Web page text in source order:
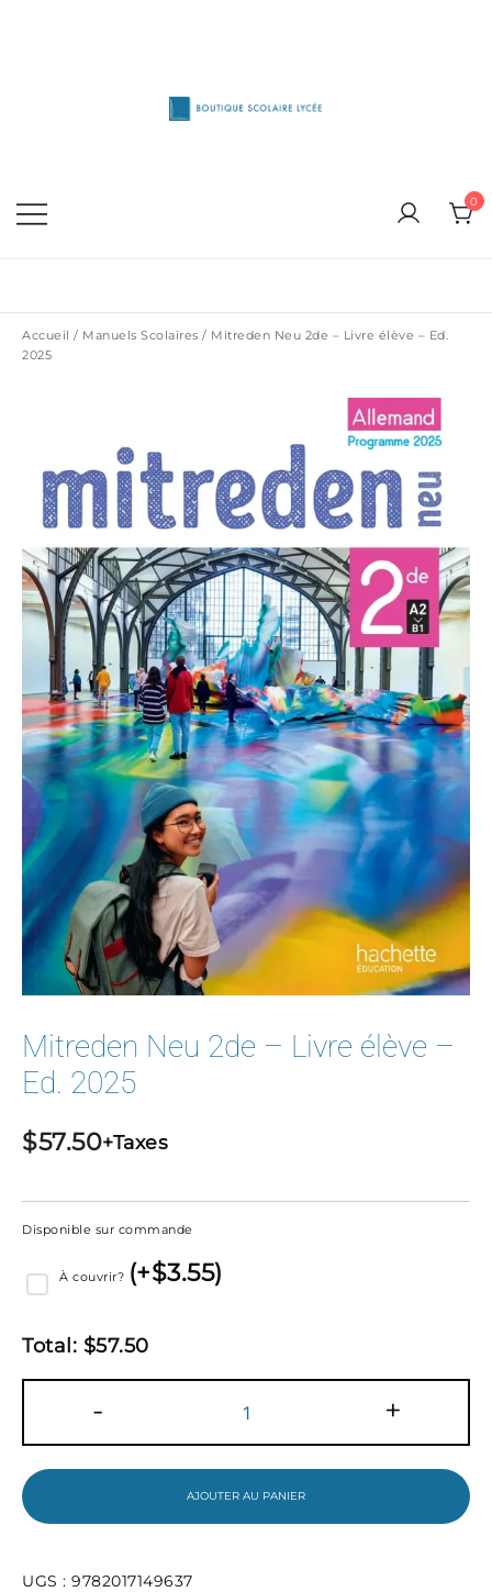
0
Accueil / Manuels Scolaires / Mitreden Neu 2de – Livre élève – Ed.
2025
Mitreden Neu 2de – Livre élève –
Ed. 2025
$57.50+Taxes
Disponible sur commande
À couvrir? (+$3.55)
Total: $57.50
-
de
Neu
2de
-
élève
+
AJOUTER AU PANIER
UGS : 9782017149637